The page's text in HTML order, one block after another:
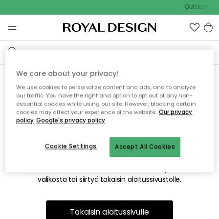
Outdoor
Emme valitettavasti löydä
etsimääsi sivua
Tämä voi johtua siitä, että sivua ei enää ole tai siitä, että se
on siirretty muualle. Pahoittelemme tästä mahdollisesti
valikosta tai siirtyä takaisin aloitussivustolle.
Takaisin aloitussivulle
We care about your privacy!
We use cookies to personalize content and ads, and to analyze
our traffic. You have the right and option to opt out of any non-
essential cookies while using our site. However, blocking certain
cookies may affect your experience of the website. Our privacy
policy Google's privacy policy
Accept All Cookies
Cookie Settings